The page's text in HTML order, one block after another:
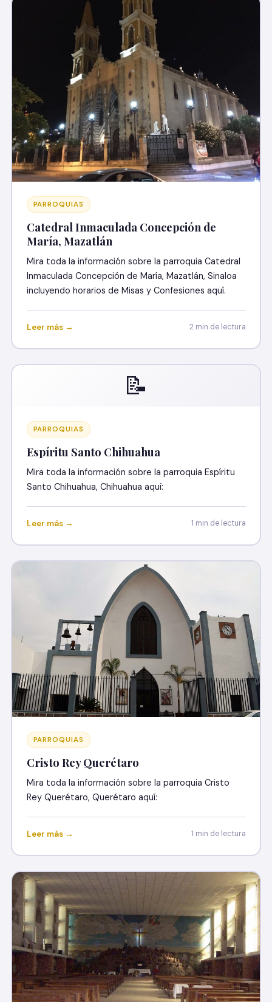
PARROQUIAS
Catedral Inmaculada Concepción de
María, Mazatlán
Mira toda la información sobre la parroquia Catedral
Inmaculada Concepción de María, Mazatlán, Sinaloa
incluyendo horarios de Misas y Confesiones aquí.
Leer más → 2 min de lectura
📝
PARROQUIAS
Espíritu Santo Chihuahua
Mira toda la información sobre la parroquia Espíritu
Santo Chihuahua, Chihuahua aquí:
Leer más → 1 min de lectura
PARROQUIAS
Cristo Rey Querétaro
Mira toda la información sobre la parroquia Cristo
Rey Querétaro, Querétaro aquí:
Leer más → 1 min de lectura